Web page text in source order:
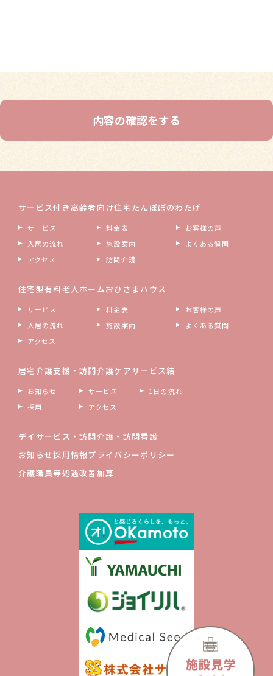
サービス付き高齢者向け住宅たんぽぽのわたげ
サービス 料金表
お客様の声
入居の流れ
施設案内
よくある質問
アクセス
訪問介護
住宅型有料老人ホームおひさまハウス
サービス 料金表
お客様の声
入居の流れ
施設案内
よくある質問
アクセス
居宅介護支援・訪問介護ケアサービス結
お知らせ サービス
1日の流れ
採用
アクセス
デイサービス・訪問介護・訪問看護
お知らせ採用情報プライバシーポリシー
介護職員等処遇改善加算